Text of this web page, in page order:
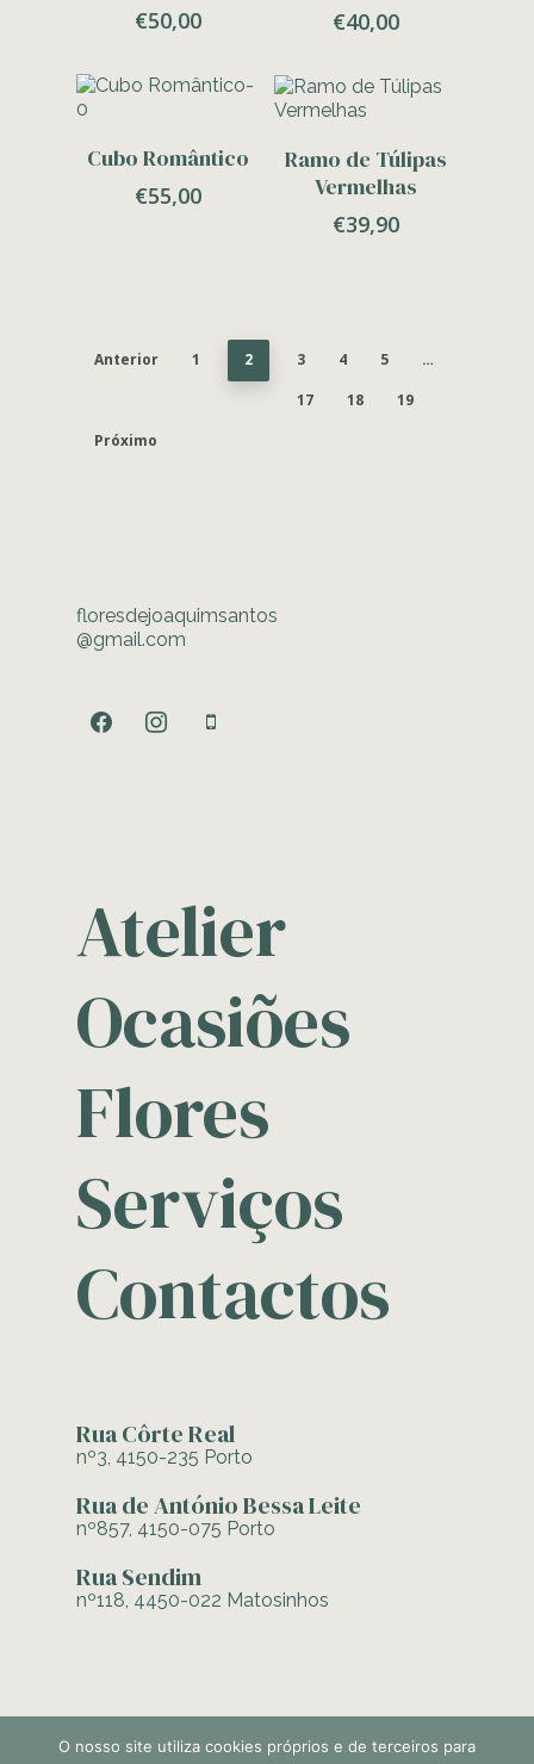
€50,00 €40,00
Adicionar
Cubo Romântico
€55,00
Adicionar
Ramo de Túlipas
Vermelhas
€39,90
Anterior 1 2 3 4 5
…
17
18
19
Próximo
floresdejoaquimsantos
@gmail.com
facebookinstagrammobile
Atelier
Ocasiões
Flores
Serviços
Contactos
Rua Côrte Real
nº3, 4150-235 Porto
Rua de António Bessa Leite
nº857, 4150-075 Porto
Rua Sendim
nº118, 4450-022 Matosinhos
O nosso site utiliza cookies próprios e de terceiros para